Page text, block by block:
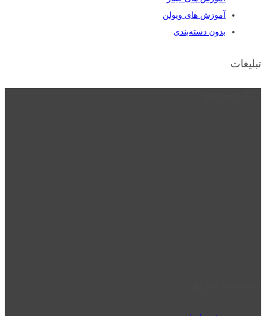
آموزش های ویولن
بدون دسته‌بندی
تبلیغات